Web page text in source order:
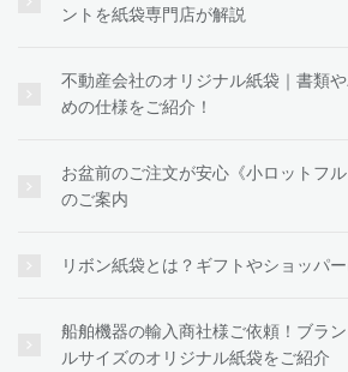
ントを紙袋専門店が解説
不動産会社のオリジナル紙袋｜書類
めの仕様をご紹介！
お盆前のご注文が安心《小ロットフ
のご案内
リボン紙袋とは？ギフトやショッパ
船舶機器の輸入商社様ご依頼！ブラ
ルサイズのオリジナル紙袋をご紹介